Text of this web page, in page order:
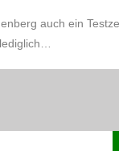
auch ein